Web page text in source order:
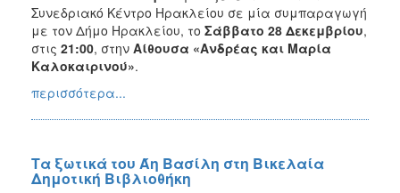
Συνεδριακό Κέντρο Ηρακλείου σε μία συμπαραγωγή
με τον Δήμο Ηρακλείου, το Σάββατο 28 Δεκεμβρίου,
στις 21:00, στην Αίθουσα «Ανδρέας και Μαρία
Καλοκαιρινού».
περισσότερα...
Τα ξωτικά του Άη Βασίλη στη Βικελαία
Δημοτική Βιβλιοθήκη